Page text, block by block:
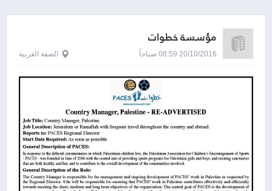
مؤسسة خطوات
20/10/2016 08:59 صباحاً الضفة الغربية